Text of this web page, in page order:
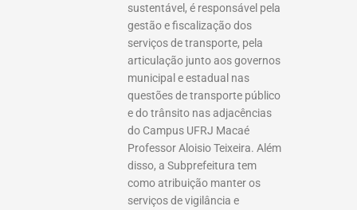
sustentável, é responsável pela
gestão e fiscalização dos
serviços de transporte, pela
articulação junto aos governos
municipal e estadual nas
questões de transporte público
e do trânsito nas adjacências
do Campus UFRJ Macaé
Professor Aloisio Teixeira. Além
disso, a Subprefeitura tem
como atribuição manter os
serviços de vigilância e